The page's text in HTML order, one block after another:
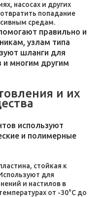
насосах и других
попадание
средам.
правильно и
узлам типа
шланги для
и многим другим
и их
используют
и полимерные
стойкая к
для
и настилов в
от -30°C до